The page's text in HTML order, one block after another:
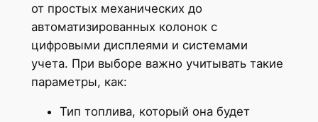
от простых механических до
автоматизированных колонок с
цифровыми дисплеями и системами
учета. При выборе важно учитывать такие
параметры, как:
Тип топлива, который она будет